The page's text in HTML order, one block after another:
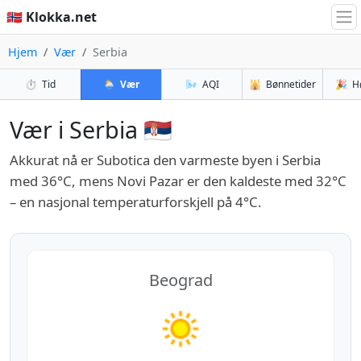
🇳🇴 Klokka.net
Hjem Vær Serbia
⏱️ Tid 🌦️ Vær 🌬️ AQI 🕌 Bønnetider 🎉
Vær i Serbia 🇷🇸
Akkurat nå er Subotica den varmeste byen i Serbia
med 36°C, mens Novi Pazar er den kaldeste med 32°C
– en nasjonal temperaturforskjell på 4°C.
Beograd